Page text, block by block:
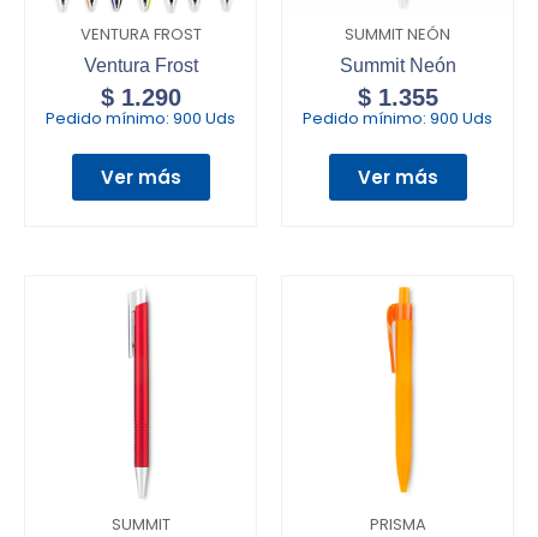
VENTURA FROST
Ventura Frost
$1.290
Pedido mínimo: 900 Uds
Ver más
SUMMIT NEÓN
Summit Neón
$1.355
Pedido mínimo: 900 Uds
Ver más
SUMMIT PRISMA